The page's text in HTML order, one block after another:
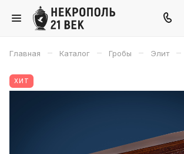
Главная – Каталог – Гробы – Элит –
ХИТ